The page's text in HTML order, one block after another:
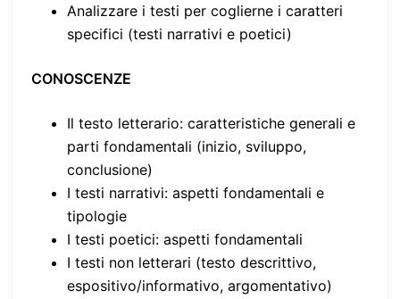
Analizzare i testi per coglierne i caratteri
specifici (testi narrativi e poetici)
CONOSCENZE
Il testo letterario: caratteristiche generali e
parti fondamentali (inizio, sviluppo,
conclusione)
I testi narrativi: aspetti fondamentali e
tipologie
I testi poetici: aspetti fondamentali
I testi non letterari (testo descrittivo,
espositivo/informativo, argomentativo)